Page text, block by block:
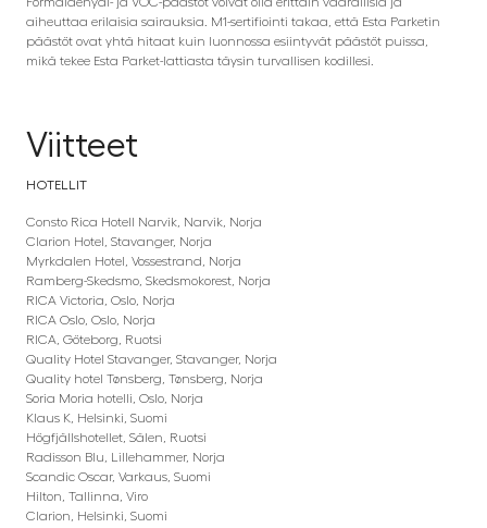
aiheuttaa erilaisia sairauksia. M1-sertifiointi takaa, että Esta Parketin
päästöt ovat yhtä hitaat kuin luonnossa esiintyvät päästöt puissa,
mikä tekee Esta Parket-lattiasta täysin turvallisen kodillesi.
Viitteet
HOTELLIT
Consto Rica Hotell Narvik, Narvik, Norja
Clarion Hotel, Stavanger, Norja
Myrkdalen Hotel, Vossestrand, Norja
Ramberg-Skedsmo, Skedsmokorest, Norja
RICA Victoria, Oslo, Norja
RICA Oslo, Oslo, Norja
RICA, Göteborg, Ruotsi
Quality Hotel Stavanger, Stavanger, Norja
Quality hotel Tønsberg, Tønsberg, Norja
Soria Moria hotelli, Oslo, Norja
Klaus K, Helsinki, Suomi
Högfjällshotellet, Sälen, Ruotsi
Radisson Blu, Lillehammer, Norja
Scandic Oscar, Varkaus, Suomi
Hilton, Tallinna, Viro
Clarion, Helsinki, Suomi